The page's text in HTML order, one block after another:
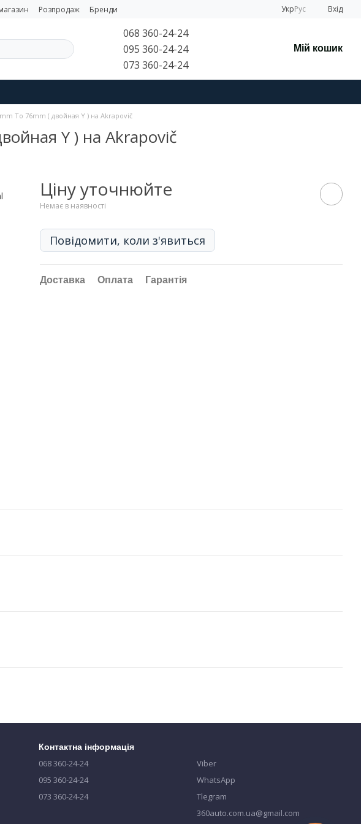
Розпродаж Бренди УкрРус Вхід
068 360-24-24
095 360-24-24
073 360-24-24
Мій кошик
To 76mm ( двойная Y ) на Akrapovič
Y ) на Akrapovič
Ціну уточнюйте
Немає в наявності
Повідомити, коли з'явиться
Доставка Оплата Гарантія
Контактна інформація
068 360-24-24
095 360-24-24
073 360-24-24
Viber
WhatsApp
Tlegram
360auto.com.ua@gmail.com